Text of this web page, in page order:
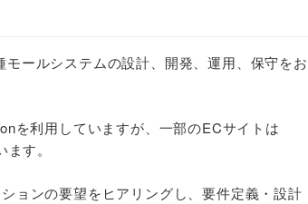
ールシステムの設計、開発、運用、保守を
を利用していますが、一部のECサイトは
す。
ョンの要望をヒアリングし、要件定義・設計